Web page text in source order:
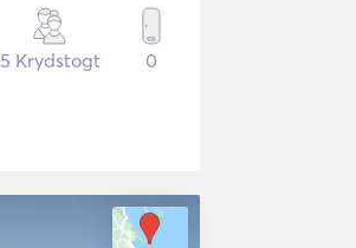
5 Krydstogt 0